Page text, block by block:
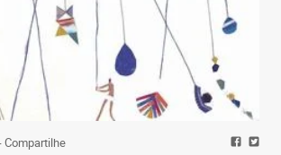
Compartilhe